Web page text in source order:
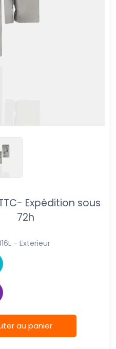
- Expédition sous
72h
- Exterieur
au panier